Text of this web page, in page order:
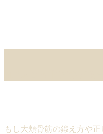
もし大頬骨筋の鍛え方や